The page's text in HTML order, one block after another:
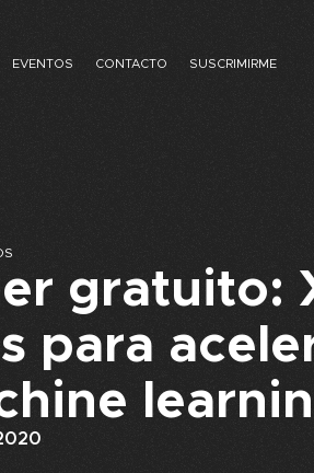
EVENTOS CONTACTO SUSCRIMIRME
gratuito:
para